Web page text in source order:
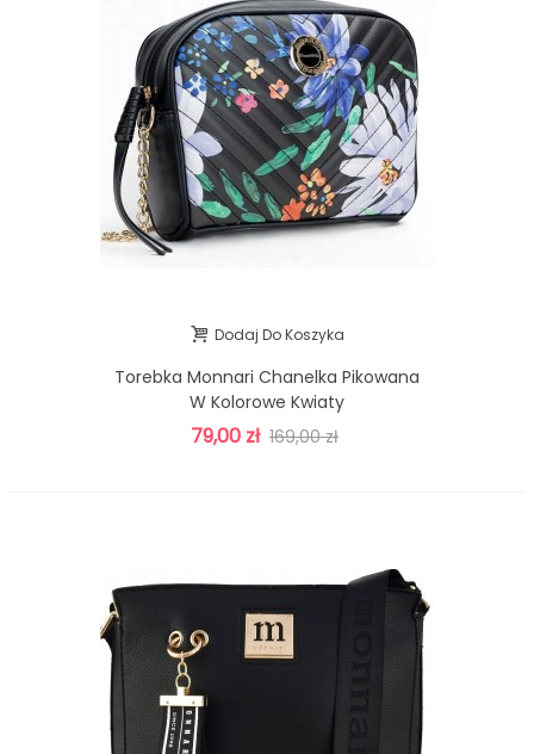
Dodaj Do Koszyka
Torebka Monnari Chanelka Pikowana
W Kolorowe Kwiaty
79,00 zł 169,00 zł